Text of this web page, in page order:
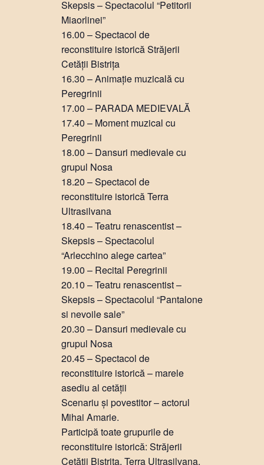
Skepsis – Spectacolul “Petitorii
Miaorlinei”
16.00 – Spectacol de
reconstituire istorică Străjerii
Cetății Bistrița
16.30 – Animație muzicală cu
Peregrinii
17.00 – PARADA MEDIEVALĂ
17.40 – Moment muzical cu
Peregrinii
18.00 – Dansuri medievale cu
grupul Nosa
18.20 – Spectacol de
reconstituire istorică Terra
Ultrasilvana
18.40 – Teatru renascentist –
Skepsis – Spectacolul
“Arlecchino alege cartea”
19.00 – Recital Peregrinii
20.10 – Teatru renascentist –
Skepsis – Spectacolul “Pantalone
si nevoile sale”
20.30 – Dansuri medievale cu
grupul Nosa
20.45 – Spectacol de
reconstituire istorică – marele
asediu al cetății
Scenariu și povestitor – actorul
Mihai Amarie.
Participă toate grupurile de
reconstituire istorică: Străjerii
Cetății Bistrița, Terra Ultrasilvana,